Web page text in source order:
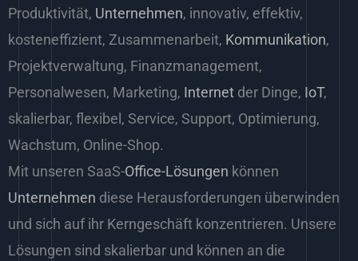
Produktivität, Unternehmen, innovativ, effektiv,
kosteneffizient, Zusammenarbeit, Kommunikation,
Projektverwaltung, Finanzmanagement,
Personalwesen, Marketing, Internet der Dinge, IoT,
skalierbar, flexibel, Service, Support, Optimierung,
Wachstum, Online-Shop.
Mit unseren SaaS-Office-Lösungen können
Unternehmen diese Herausforderungen überwinden
und sich auf ihr Kerngeschäft konzentrieren. Unsere
Lösungen sind skalierbar und können an die